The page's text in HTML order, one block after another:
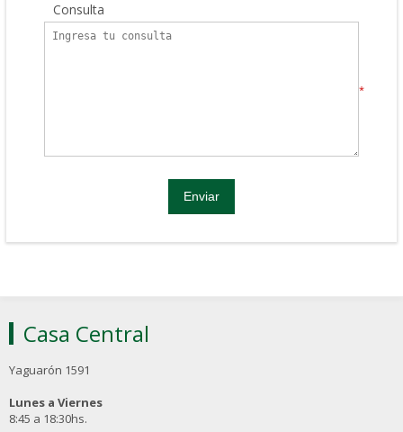
Consulta
*
Casa Central
Yaguarón 1591
Lunes a Viernes
8:45 a 18:30hs.